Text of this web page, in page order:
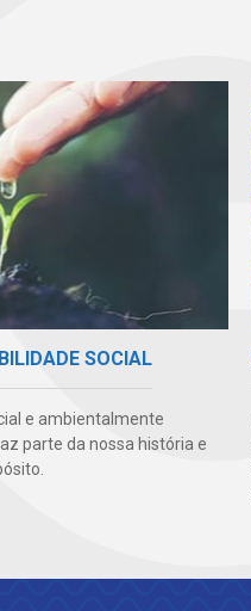
SOCIAL
e ambientalmente
parte da nossa história e